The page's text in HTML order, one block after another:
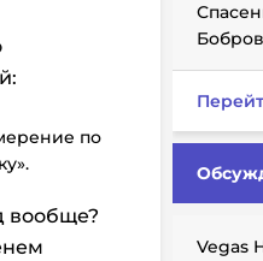
по
вообще?
Vegas